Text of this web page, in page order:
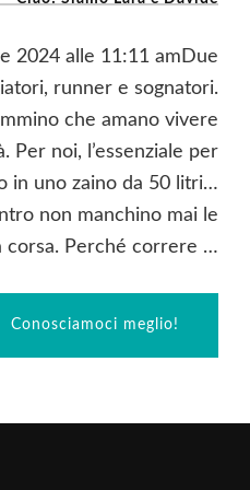
2024 alle 11:11 amDue
runner e sognatori.
che amano vivere
Per noi, l’essenziale per
in uno zaino da 50 litri…
non manchino mai le
corsa. Perché correre …
Conosciamoci meglio!